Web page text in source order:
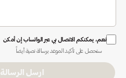
نعم، يمكنكم الاتصال بي عبر الواتساب إن أمكن
ستحصل على تأكيد الموعد برسالة نصية أيضاً
ارسل الرسالة